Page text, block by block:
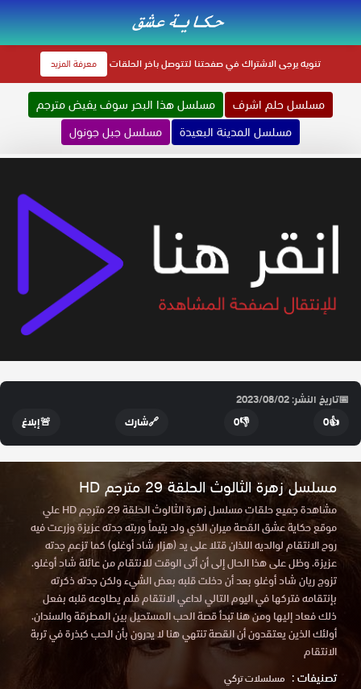
تنويهيرجى الاشتراك في صفحتنا لتتوصل باخر الحلقات معرفة المزيد
مسلسل حلم اشرف
مسلسل هذا البحر سوف يفيض مترجم
مسلسل المدينة البعيدة
مسلسل جبل جونول
📅تاريخ النشر: 2023/08/02
👍
0
👎
0
🔗شارك 🚨إبلاغ
مسلسل زهرة الثالوث الحلقة 29 مترجم HD
مشاهدة جميع حلقات مسلسل زهرة الثالوث الحلقة 29 مترجم HD علي
موقع حكاية عشق القصة ميران الذي ولد يتيماً وربته جدته عزيزة وزرعت فيه
روح الانتقام لوالديه اللذان قتلا على يد (هزار شاد أوغلو) كما تزعم جدته
عزيزة. وظل على هذا الحال إلى أن أتى الوقت للانتقام من عائلة شاد أوغلو.
تزوج ريان شاد أوغلو بعد أن دخلت قلبه بعض الشيء ولكن جدته ذكرته
بإنتقامه فتركها في اليوم التالي لداعي الانتقام فلم يطاوعه قلبه بفعل
ذلك فعاد إليها ومن هنا تبدأ قصة الحب المستحيل بين المطرقة والسندان.
أولئك الذين يعتقدون أن القصة تنتهي هنا لا يدرون بأن الحب كبذرة في تربة
الانتقام
تصنيفات : مسلسلات تركي